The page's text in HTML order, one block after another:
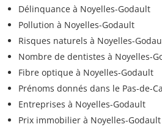
Délinquance à Noyelles-Godault
Pollution à Noyelles-Godault
Risques naturels à Noyelles-
Nombre de dentistes à Noyelles-
Fibre optique à Noyelles-Godault
Prénoms donnés dans le Pas-de-
Entreprises à Noyelles-Godault
Prix immobilier à Noyelles-Godault